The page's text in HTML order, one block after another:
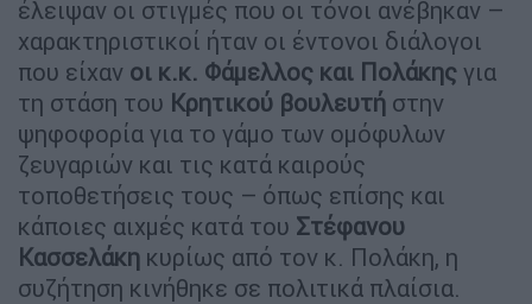
έλειψαν οι στιγμές που οι τόνοι ανέβηκαν –
χαρακτηριστικοί ήταν οι έντονοι διάλογοι
που είχαν οι κ.κ. Φάμελλος και Πολάκης για
τη στάση του Κρητικού βουλευτή στην
ψηφοφορία για το γάμο των ομόφυλων
ζευγαριών και τις κατά καιρούς
τοποθετήσεις τους – όπως επίσης και
κάποιες αιχμές κατά του Στέφανου
Κασσελάκη κυρίως από τον κ. Πολάκη, η
συζήτηση κινήθηκε σε πολιτικά πλαίσια.